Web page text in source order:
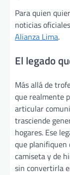
Para quien
noticias
Alianza Lima.
El legado
Más allá de
que realmente
articular
trasciende
hogares. Ese
que planifiquen
camiseta y de
sin convertirla